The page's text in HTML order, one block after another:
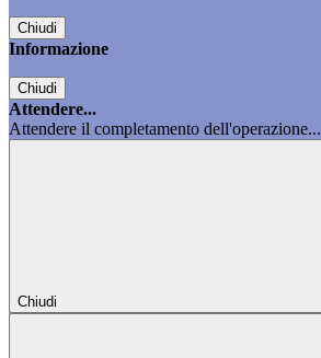
Chiudi
Informazione
Chiudi
Attendere...
Attendere il completamento dell'operazione...
Chiudi